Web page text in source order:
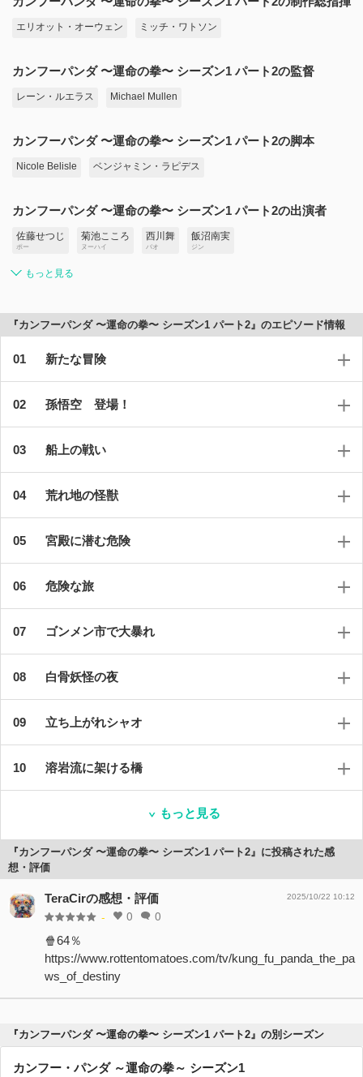
エリオット・オーウェン ミッチ・ワトソン
カンフーパンダ 〜運命の拳〜 シーズン1 パート2の監督
レーン・ルエラス Michael Mullen
カンフーパンダ 〜運命の拳〜 シーズン1 パート2の脚本
Nicole Belisle ベンジャミン・ラピデス
カンフーパンダ 〜運命の拳〜 シーズン1 パート2の出演者
佐藤せつじ
ポー
菊池こころ
ヌーハイ
西川舞
バオ
飯沼南実
ジン
もっと見る
『カンフーパンダ 〜運命の拳〜 シーズン1 パート2』のエピソード情報
新たな冒険
孫悟空 登場！
船上の戦い
荒れ地の怪獣
宮殿に潜む危険
危険な旅
ゴンメン市で大暴れ
白骨妖怪の夜
立ち上がれシャオ
溶岩流に架ける橋
もっと見る
『カンフーパンダ 〜運命の拳〜 シーズン1 パート2』に投稿された感
想・評価
TeraCirの感想・評価
- 0 0
2025/10/22 10:12
🍿64％
https://www.rottentomatoes.com/tv/kung_fu_panda_the_pa
ws_of_destiny
『カンフーパンダ 〜運命の拳〜 シーズン1 パート2』の別シーズン
カンフー・パンダ ～運命の拳～ シーズン1